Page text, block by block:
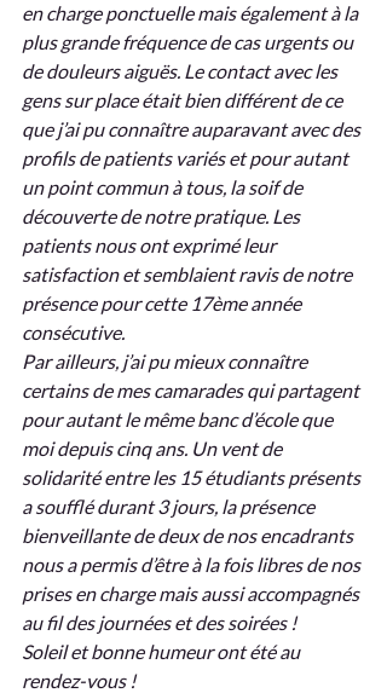
en charge ponctuelle mais également à la
plus grande fréquence de cas urgents ou
de douleurs aiguës. Le contact avec les
gens sur place était bien différent de ce
que j’ai pu connaître auparavant avec des
profils de patients variés et pour autant
un point commun à tous, la soif de
découverte de notre pratique. Les
patients nous ont exprimé leur
satisfaction et semblaient ravis de notre
présence pour cette 17ème année
consécutive.
Par ailleurs, j’ai pu mieux connaître
certains de mes camarades qui partagent
pour autant le même banc d’école que
moi depuis cinq ans. Un vent de
solidarité entre les 15 étudiants présents
a soufflé durant 3 jours, la présence
bienveillante de deux de nos encadrants
nous a permis d’être à la fois libres de nos
prises en charge mais aussi accompagnés
au fil des journées et des soirées !
Soleil et bonne humeur ont été au
rendez-vous !